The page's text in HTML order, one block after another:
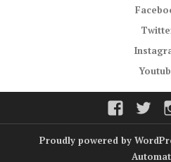
Proudly powered by